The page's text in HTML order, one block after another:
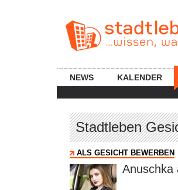
NEWS KALENDER
Stadtleben
ALS GESICHT BEWERBEN
Anuschka